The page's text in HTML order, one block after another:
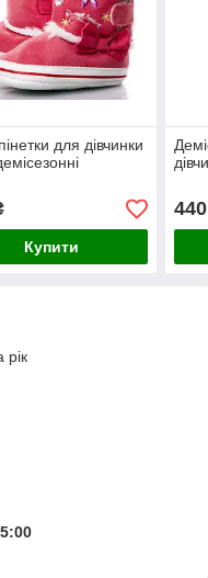
для дівчинки
Купити
440
рік